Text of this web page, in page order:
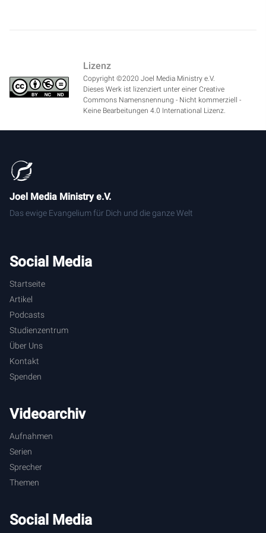
Lizenz
Copyright ©2020 Joel Media Ministry e.V.
Dieses Werk ist lizenziert unter einer Creative
Commons Namensnennung - Nicht kommerziell -
Keine Bearbeitungen 4.0 International Lizenz.
Joel Media Ministry e.V.
Das ewige Evangelium für Dich und die ganze Welt
Social Media
Startseite
Artikel
Podcasts
Studienzentrum
Über Uns
Kontakt
Spenden
Videoarchiv
Aufnahmen
Serien
Sprecher
Themen
Social Media